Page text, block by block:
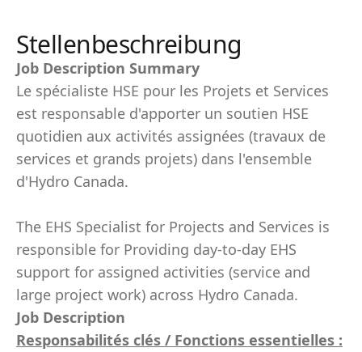
Stellenbeschreibung
Job Description Summary
Le spécialiste HSE pour les Projets et Services
est responsable d'apporter un soutien HSE
quotidien aux activités assignées (travaux de
services et grands projets) dans l'ensemble
d'Hydro Canada.
The EHS Specialist for Projects and Services is
responsible for Providing day-to-day EHS
support for assigned activities (service and
large project work) across Hydro Canada.
Job Description
Responsabilités clés / Fonctions essentielles :